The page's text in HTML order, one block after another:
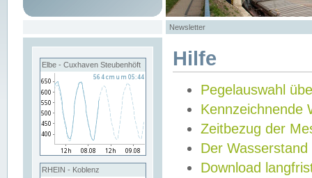
Newsletter
Elbe - Cuxhaven Steubenhöft
RHEIN - Koblenz
Hilfe
Pegelauswahl
Kennzeichnende
Zeitbezug der
Der Wasserstand
Download